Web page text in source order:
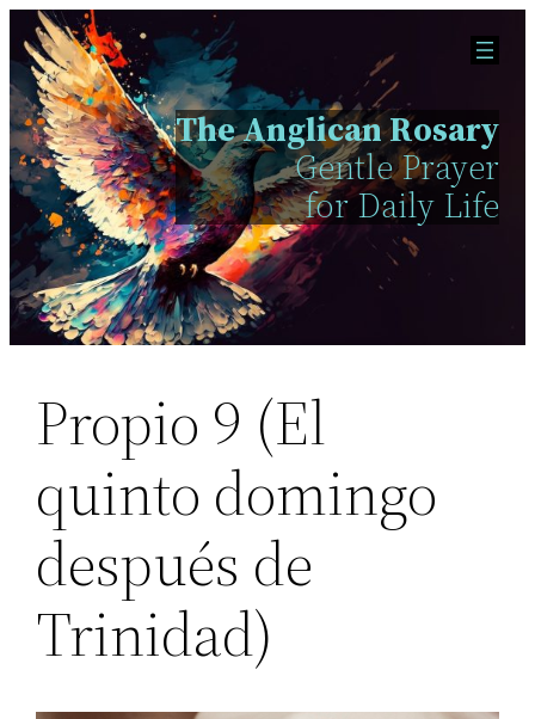
Skip
to
content
The Anglican Rosary
Gentle Prayer
for Daily Life
Propio 9 (El
quinto domingo
después de
Trinidad)